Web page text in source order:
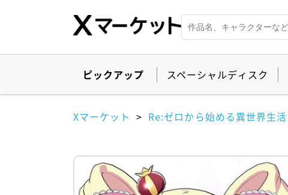
ピックアップ スペーシャルディスク
Xマーケット Re:ゼロから始める異世界生活